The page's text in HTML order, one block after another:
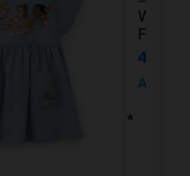
Walt
42,00